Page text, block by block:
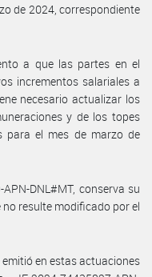
de 2024, correspondiente
a que las partes en el
incrementos salariales a
necesario actualizar los
y de los topes
para el mes de marzo de
DNL#MT, conserva su
resulte modificado por el
en estas actuaciones